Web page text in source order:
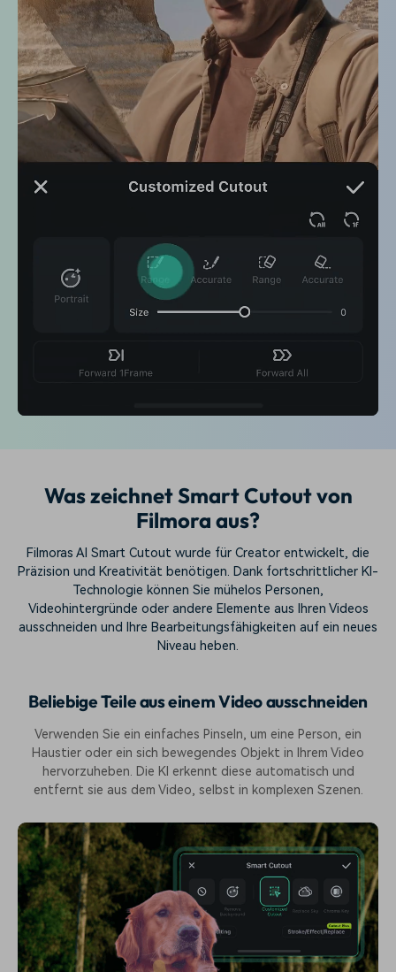
Was zeichnet Smart Cutout von
Filmora aus?
Filmoras AI Smart Cutout wurde für Creator entwickelt, die
Präzision und Kreativität benötigen. Dank fortschrittlicher KI-
Technologie können Sie mühelos Personen,
Videohintergründe oder andere Elemente aus Ihren Videos
ausschneiden und Ihre Bearbeitungsfähigkeiten auf ein neues
Niveau heben.
Beliebige Teile aus einem Video ausschneiden
Verwenden Sie ein einfaches Pinseln, um eine Person, ein
Haustier oder ein sich bewegendes Objekt in Ihrem Video
hervorzuheben. Die KI erkennt diese automatisch und
entfernt sie aus dem Video, selbst in komplexen Szenen.